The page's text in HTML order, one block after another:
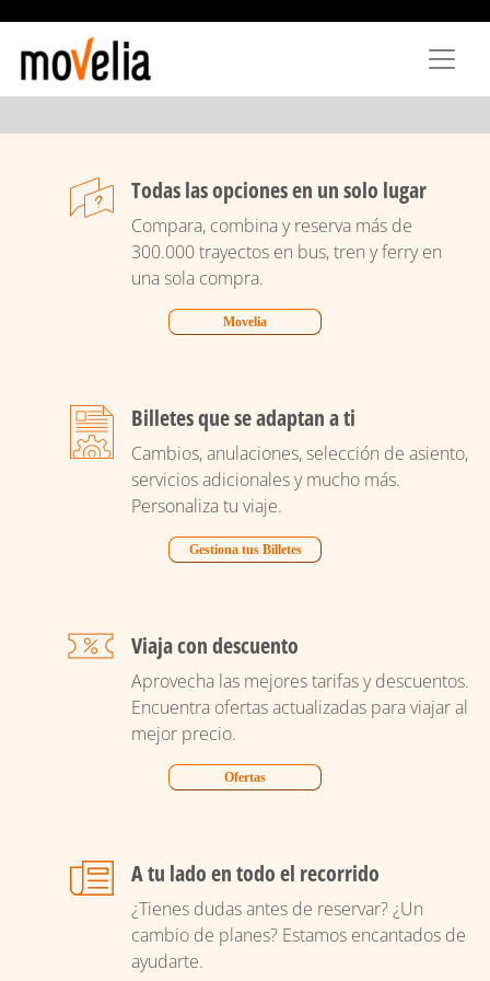
content
Todas las opciones en un solo lugar
Compara, combina y reserva más de
300.000 trayectos en bus, tren y ferry en
una sola compra.
Movelia
Billetes que se adaptan a ti
Cambios, anulaciones, selección de asiento,
servicios adicionales y mucho más.
Personaliza tu viaje.
Gestiona tus Billetes
Viaja con descuento
Aprovecha las mejores tarifas y descuentos.
Encuentra ofertas actualizadas para viajar al
mejor precio.
Ofertas
A tu lado en todo el recorrido
¿Tienes dudas antes de reservar? ¿Un
cambio de planes? Estamos encantados de
ayudarte.